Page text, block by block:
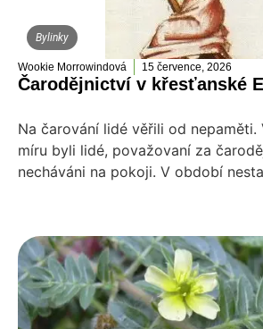
Bylinky
Wookie Morrowindová 15 července, 2026
Čarodějnictví v křesťanské
Na čarování lidé věřili od
míru byli lidé, považovaní za
necháváni na pokoji. V období